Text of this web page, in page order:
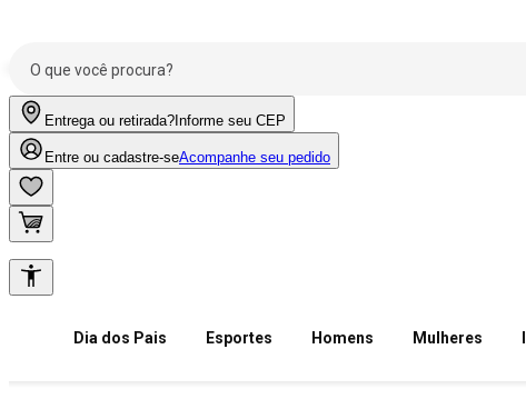
Entrega ou retirada? Informe seu CEP
Entre ou cadastre-seAcompanhe seu pedido
Dia dos Pais Esportes Homens Mulheres